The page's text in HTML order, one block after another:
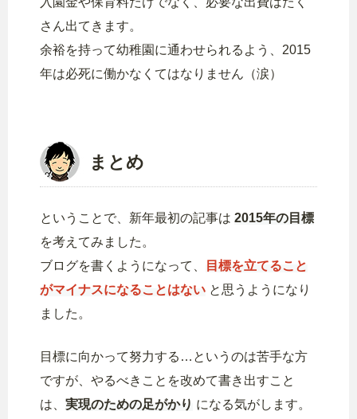
さん出てきます。
余裕を持って幼稚園に通わせられるよう、2015
年は必死に働かなくてはなりません（涙）
まとめ
ということで、新年最初の記事は 2015年の目標
を考えてみました。
ブログを書くようになって、
目標を立てること
がマイナスになることはない と思うようになり
ました。
目標に向かって努力する…というのは苦手な方
ですが、やるべきことを改めて書き出すこと
は、 実現のための足がかり になる気がします。